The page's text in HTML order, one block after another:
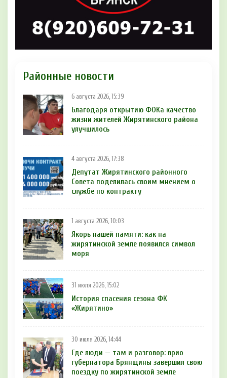
Районные новости
6 августа 2026, 15:39
Благодаря открытию ФОКа качество
жизни жителей Жирятинского района
улучшилось
4 августа 2026, 17:38
Депутат Жирятинского районного
Совета поделилась своим мнением о
службе по контракту
1 августа 2026, 10:03
Якорь нашей памяти: как на
жирятинской земле появился символ
моря
31 июля 2026, 15:02
История спасения сезона ФК
«Жирятино»
30 июля 2026, 14:44
Где люди — там и разговор: врио
губернатора Брянщины завершил свою
поездку по жирятинской земле